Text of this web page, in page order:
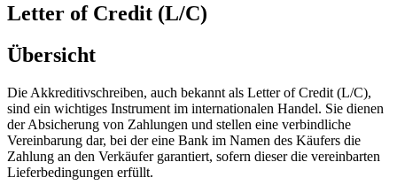
Letter of Credit (L/C)
Übersicht
Die Akkreditivschreiben, auch bekannt als Letter of Credit (L/C),
sind ein wichtiges Instrument im internationalen Handel. Sie dienen
der Absicherung von Zahlungen und stellen eine verbindliche
Vereinbarung dar, bei der eine Bank im Namen des Käufers die
Zahlung an den Verkäufer garantiert, sofern dieser die vereinbarten
Lieferbedingungen erfüllt.